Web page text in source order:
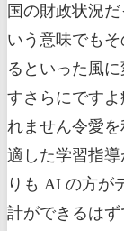
国の財政状況
いう意味でも
るといった風
すさらにです
れません令愛
適した学習指
りも AI の方が
計ができるは